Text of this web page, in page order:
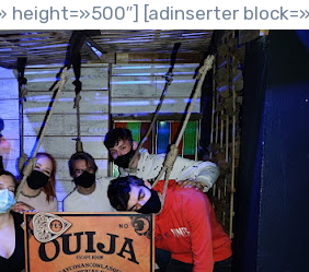
height=»500″] [adinserter